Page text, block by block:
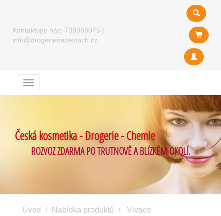
Kontaktujte nás: 739366075 |
info@drogerienacestach.cz
Menu
Česká kosmetika - Drogerie - Chemie
ROZVOZ ZDARMA PO TRUTNOVĚ A BLÍZKÉM OKOLÍ.
Úvod Nabídka produktů
Vivaco